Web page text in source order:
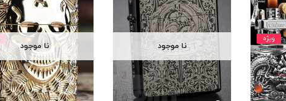
ویژه
نا موجود نا موجود